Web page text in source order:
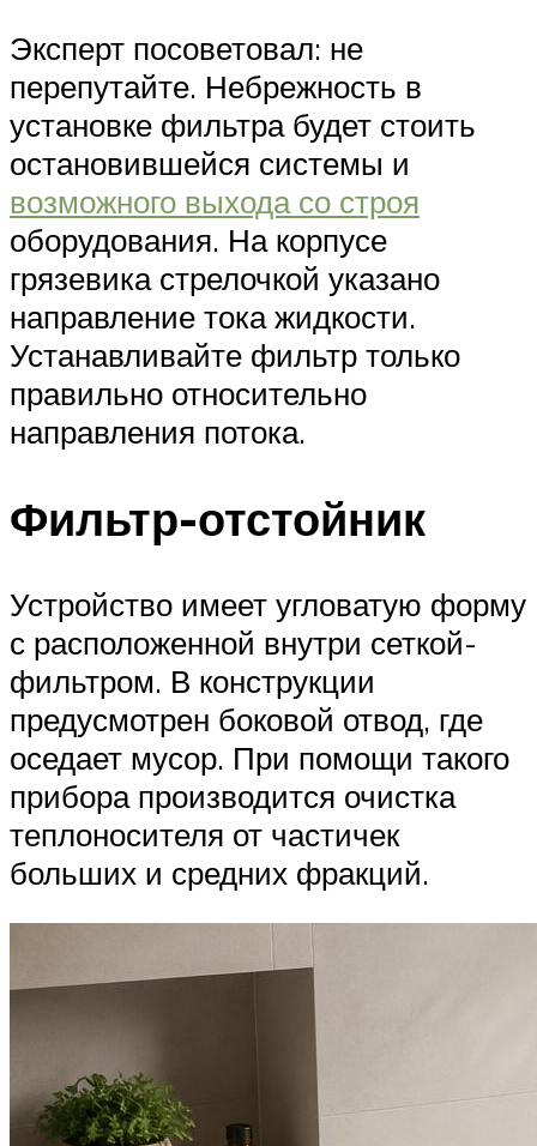
Эксперт посоветовал: не
перепутайте. Небрежность в
установке фильтра будет стоить
остановившейся системы и
возможного выхода со строя
оборудования. На корпусе
грязевика стрелочкой указано
направление тока жидкости.
Устанавливайте фильтр только
правильно относительно
направления потока.
Фильтр-отстойник
Устройство имеет угловатую форму
с расположенной внутри сеткой-
фильтром. В конструкции
предусмотрен боковой отвод, где
оседает мусор. При помощи такого
прибора производится очистка
теплоносителя от частичек
больших и средних фракций.